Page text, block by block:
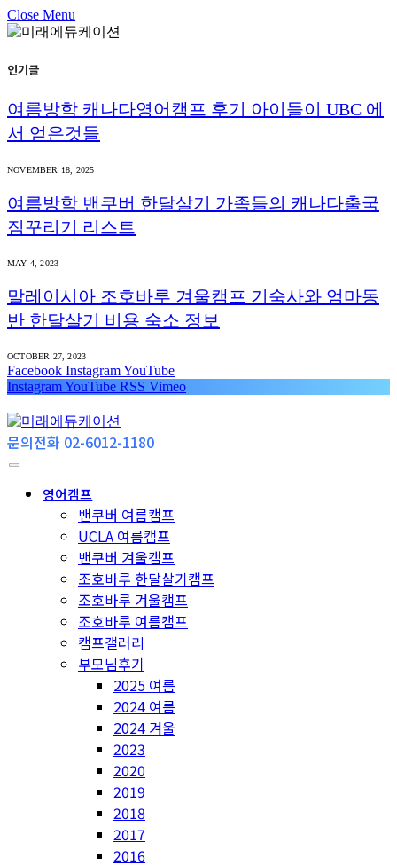
Close Menu
인기글
여름방학 캐나다영어캠프 후기 아이들이 UBC 에
서 얻은것들
NOVEMBER 18, 2025
여름방학 밴쿠버 한달살기 가족들의 캐나다출국
짐꾸리기 리스트
MAY 4, 2023
말레이시아 조호바루 겨울캠프 기숙사와 엄마동
반 한달살기 비용 숙소 정보
OCTOBER 27, 2023
Facebook InstagramYouTube
InstagramYouTube RSS Vimeo
문의전화 02-6012-1180
영어캠프
밴쿠버 여름캠프
UCLA 여름캠프
밴쿠버 겨울캠프
조호바루 한달살기캠프
조호바루 겨울캠프
조호바루 여름캠프
캠프갤러리
부모님후기
2025 여름
2024 여름
2024 겨울
2023
2020
2019
2018
2017
2016